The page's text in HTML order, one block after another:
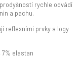
rychle odvádí
a pachu.
reflexními prvky a logy
7% elastan